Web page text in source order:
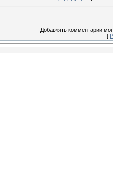
Добавлять комментарии
[